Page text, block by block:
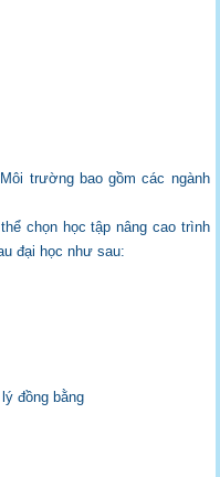
trường bao gồm các ngành
chọn học tập nâng cao trình
đại học như sau:
đồng bằng